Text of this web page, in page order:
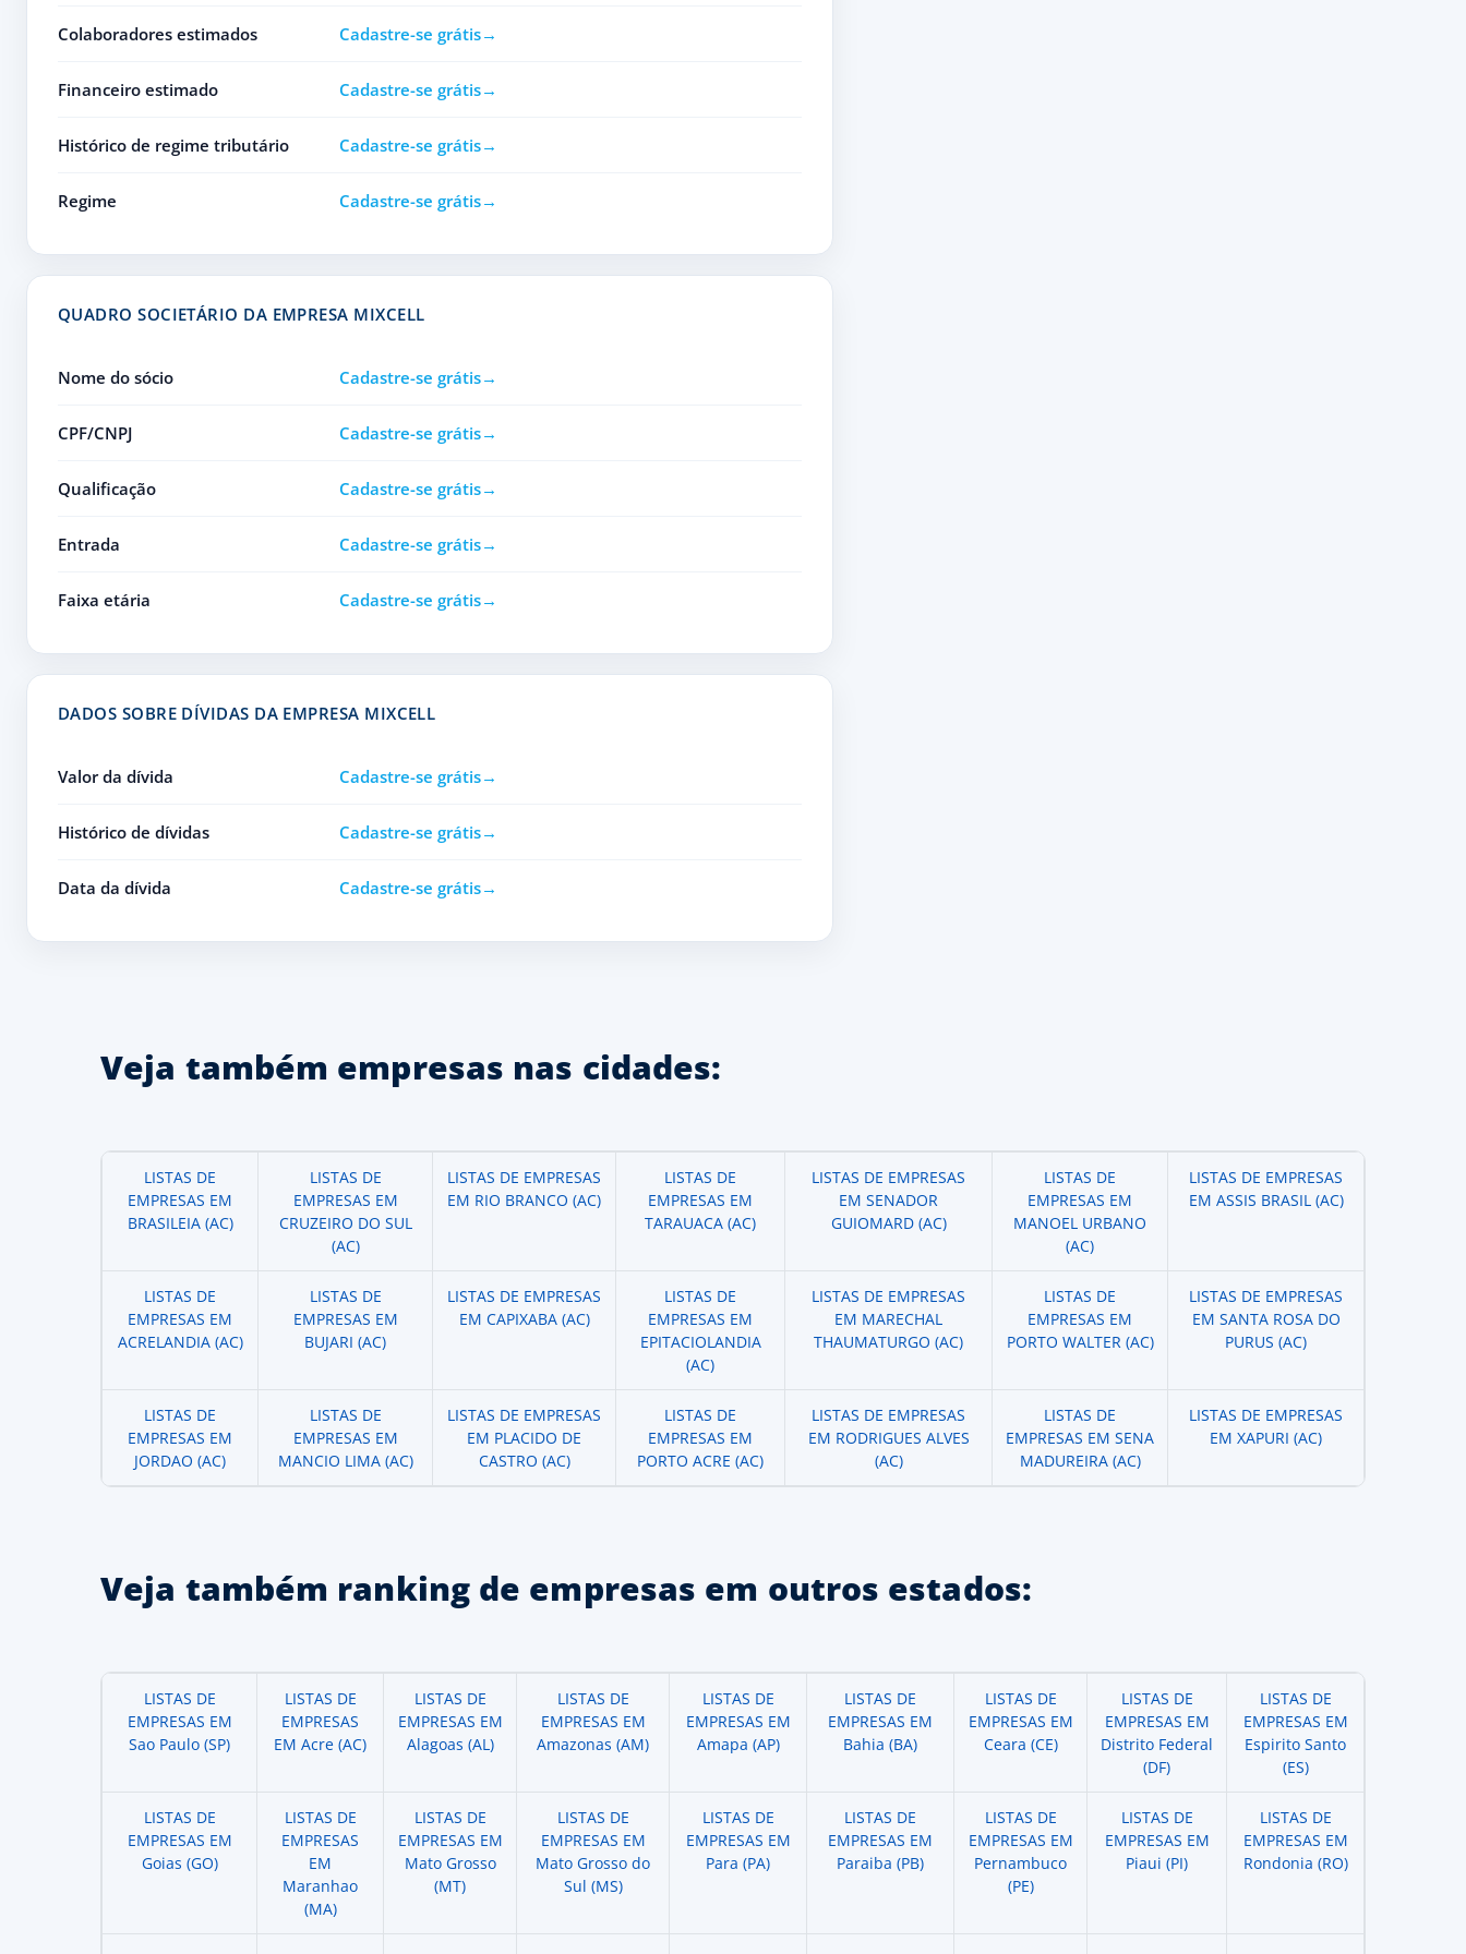
Colaboradores estimados Cadastre-se grátis
Financeiro estimado Cadastre-se grátis
Histórico de regime tributário Cadastre-se grátis
Regime Cadastre-se grátis
QUADRO SOCIETÁRIO DA EMPRESA MIXCELL
Nome do sócio Cadastre-se grátis
CPF/CNPJ Cadastre-se grátis
Qualificação Cadastre-se grátis
Entrada Cadastre-se grátis
Faixa etária Cadastre-se grátis
DADOS SOBRE DÍVIDAS DA EMPRESA MIXCELL
Valor da dívida Cadastre-se grátis
Histórico de dívidas Cadastre-se grátis
Data da dívida Cadastre-se grátis
Veja também empresas nas cidades:
LISTAS DE
EMPRESAS EM
BRASILEIA (AC)
LISTAS DE
EMPRESAS EM
CRUZEIRO DO SUL
(AC)
LISTAS DE EMPRESAS
EM RIO BRANCO (AC)
LISTAS DE
EMPRESAS EM
TARAUACA (AC)
LISTAS DE EMPRESAS
EM SENADOR
GUIOMARD (AC)
LISTAS DE
EMPRESAS EM
MANOEL URBANO
(AC)
LISTAS DE EMPRESAS
EM ASSIS BRASIL (AC)
LISTAS DE
EMPRESAS EM
ACRELANDIA (AC)
LISTAS DE
EMPRESAS EM
BUJARI (AC)
LISTAS DE EMPRESAS
EM CAPIXABA (AC)
LISTAS DE
EMPRESAS EM
EPITACIOLANDIA
(AC)
LISTAS DE EMPRESAS
EM MARECHAL
THAUMATURGO (AC)
LISTAS DE
EMPRESAS EM
PORTO WALTER (AC)
LISTAS DE EMPRESAS
EM SANTA ROSA DO
PURUS (AC)
LISTAS DE
EMPRESAS EM
JORDAO (AC)
LISTAS DE
EMPRESAS EM
MANCIO LIMA (AC)
LISTAS DE EMPRESAS
EM PLACIDO DE
CASTRO (AC)
LISTAS DE
EMPRESAS EM
PORTO ACRE (AC)
LISTAS DE EMPRESAS
EM RODRIGUES ALVES
(AC)
LISTAS DE
EMPRESAS EM SENA
MADUREIRA (AC)
LISTAS DE EMPRESAS
EM XAPURI (AC)
Veja também ranking de empresas em outros estados:
LISTAS DE
EMPRESAS EM
Sao Paulo (SP)
LISTAS DE
EMPRESAS
EM Acre (AC)
LISTAS DE
EMPRESAS EM
Alagoas (AL)
LISTAS DE
EMPRESAS EM
Amazonas (AM)
LISTAS DE
EMPRESAS EM
Amapa (AP)
LISTAS DE
EMPRESAS EM
Bahia (BA)
LISTAS DE
EMPRESAS EM
Ceara (CE)
LISTAS DE
EMPRESAS EM
Distrito Federal
(DF)
LISTAS DE
EMPRESAS EM
Espirito Santo
(ES)
LISTAS DE
EMPRESAS EM
Goias (GO)
LISTAS DE
EMPRESAS
EM
Maranhao
(MA)
LISTAS DE
EMPRESAS EM
Mato Grosso
(MT)
LISTAS DE
EMPRESAS EM
Mato Grosso do
Sul (MS)
LISTAS DE
EMPRESAS EM
Para (PA)
LISTAS DE
EMPRESAS EM
Paraiba (PB)
LISTAS DE
EMPRESAS EM
Pernambuco
(PE)
LISTAS DE
EMPRESAS EM
Piaui (PI)
LISTAS DE
EMPRESAS EM
Rondonia (RO)